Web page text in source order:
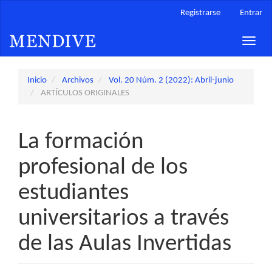
principal
Barra
Registrarse Entrar
Toggle
Inicio Archivos
Vol. 20 Núm. 2 (2022): Abril-junio
ARTÍCULOS ORIGINALES
La formación
profesional de los
estudiantes
universitarios a través
de las Aulas Invertidas